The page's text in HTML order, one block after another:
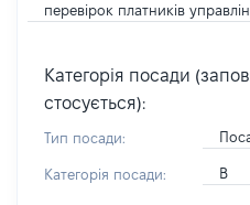
перевірок платників
Категорія посади
стосується):
Тип посади:
Категорія посади: В